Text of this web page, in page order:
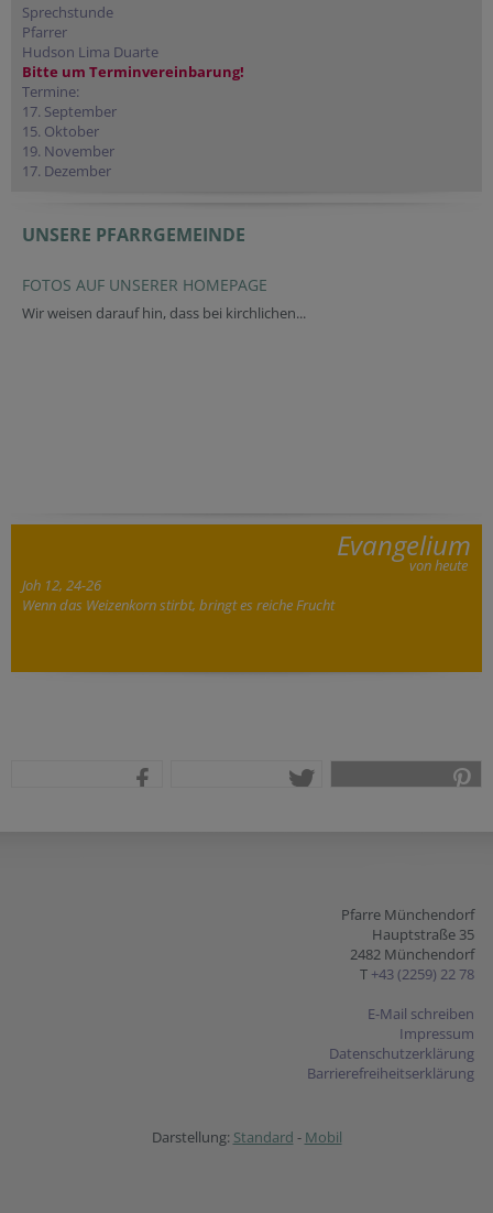
Sprechstunde
Pfarrer
Hudson Lima Duarte
Bitte um Terminvereinbarung!
Termine:
17. September
15. Oktober
19. November
17. Dezember
UNSERE PFARRGEMEINDE
FOTOS AUF UNSERER HOMEPAGE
Wir weisen darauf hin, dass bei kirchlichen...
Evangelium
von heute
Joh 12, 24-26
Wenn das Weizenkorn stirbt, bringt es reiche Frucht
Pfarre Münchendorf
Hauptstraße 35
2482 Münchendorf
T +43 (2259) 22 78
E-Mail schreiben
Impressum
Datenschutzerklärung
Barrierefreiheitserklärung
Darstellung: Standard - Mobil